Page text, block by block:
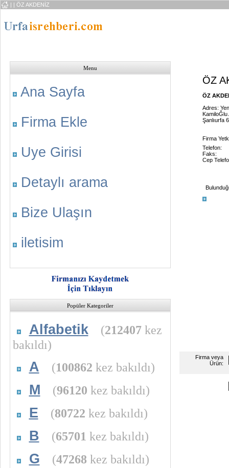
| | ÖZ AKDENİZ
Menu
Ana Sayfa
Firma Ekle
Uye Girisi
Detaylı arama
Bize Ulaşın
iletisim
Popüler Kategoriler
Alfabetik (212407kez
bakıldı)
A (100862 kez bakıldı)
M (96120 kez bakıldı)
E (80722 kez bakıldı)
B (65701 kez bakıldı)
G (47268 kez bakıldı)
ÖZ
ÖZ
Adres:
KamiloĞlu
Şanlıurfa
Firma
Telefon:
Faks:
Cep
Firma veya
Ürün: